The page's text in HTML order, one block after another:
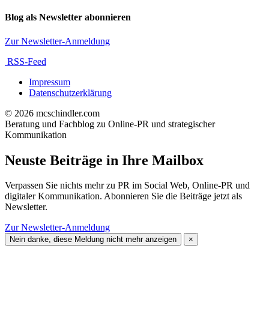
Blog als Newsletter abonnieren
Zur Newsletter-Anmeldung
RSS-Feed
Impressum
Datenschutzerklärung
© 2026 mcschindler.com
Beratung und Fachblog zu Online-PR und strategischer
Kommunikation
Neuste Beiträge in Ihre Mailbox
Verpassen Sie nichts mehr zu PR im Social Web, Online-PR und
digitaler Kommunikation. Abonnieren Sie die Beiträge jetzt als
Newsletter.
Zur Newsletter-Anmeldung
Nein danke, diese Meldung nicht mehr anzeigen ×